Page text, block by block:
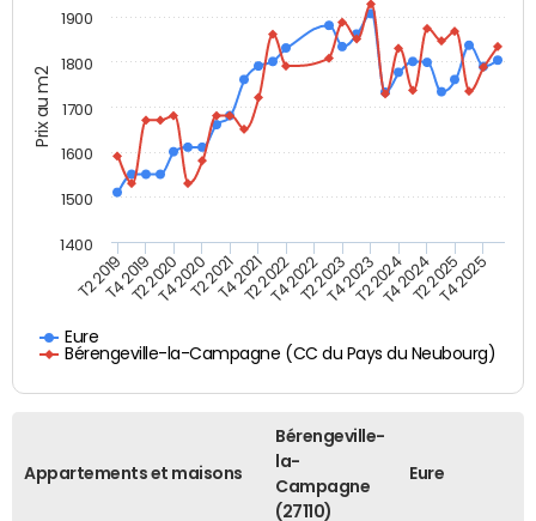
Prix au m2
Eure
Bérengeville-la-Campagne (CC du Pays du Neubourg)
T2 2019T4 2019T2 2020T4 2020T2 2021T4 2021T2 2022T4 2022T2 2023T4 2023T2 2024T4 2024T2 2025T4 2025
1400
1500
1600
1700
1800
1900
Appartements et maisons
Bérengeville-
la-
Campagne
(27110)
Eure